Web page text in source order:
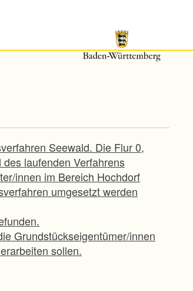
Seewald. Die Flur 0,
laufenden Verfahrens
innen im Bereich Hochdorf
umgesetzt werden
Grundstückseigentümer/innen
sollen.